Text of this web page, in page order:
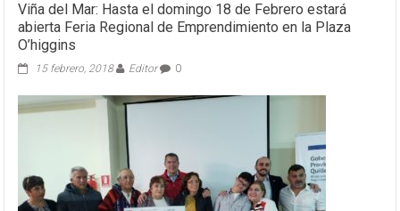
Viña del Mar: Hasta el domingo 18 de Febrero estará
abierta Feria Regional de Emprendimiento en la Plaza
O’higgins
15 febrero, 2018 Editor 0